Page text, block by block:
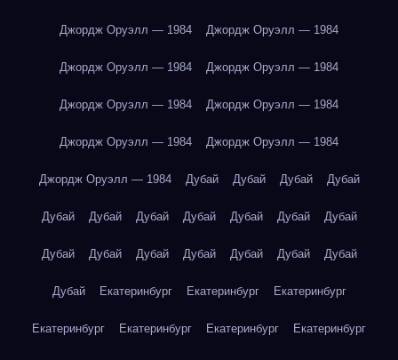
Джордж Оруэлл — 1984 Джордж Оруэлл — 1984
Джордж Оруэлл — 1984 Джордж Оруэлл — 1984
Джордж Оруэлл — 1984 Джордж Оруэлл — 1984
Джордж Оруэлл — 1984 Джордж Оруэлл — 1984
Джордж Оруэлл — 1984 Дубай Дубай Дубай Дубай
Дубай Дубай Дубай Дубай Дубай Дубай Дубай
Дубай Дубай Дубай Дубай Дубай Дубай Дубай
Дубай Екатеринбург Екатеринбург Екатеринбург
Екатеринбург Екатеринбург Екатеринбург Екатеринбург